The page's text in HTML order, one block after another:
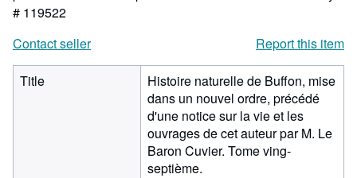
# 119522
Contact seller
Report this item
Title
Histoire naturelle de Buffon, mise
dans un nouvel ordre, précédé
d'une notice sur la vie et les
ouvrages de cet auteur par M. Le
Baron Cuvier. Tome ving-
septième.